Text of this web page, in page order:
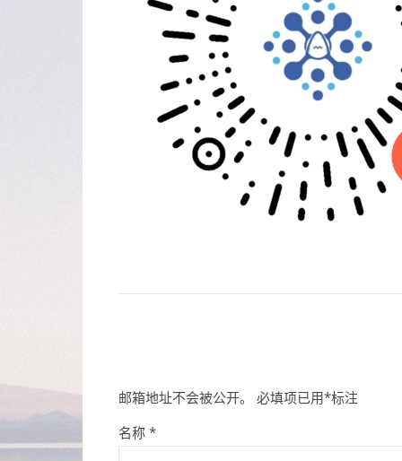
邮箱地址不会被公开。 必填项已用*标注
名称 *